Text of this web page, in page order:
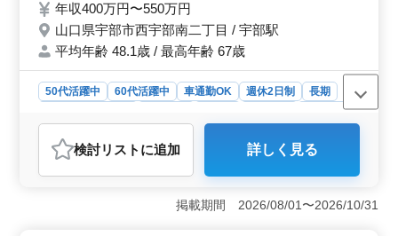
す。 ＧＷ、お盆、年末年始は各１週間程度
の長期休暇、土日休みも希望があれば融通利
きます。 転職により移転してこられる場合
は、引っ越し費用について当社より補助いた
します。 残業も少なめで働きやすい職場で
す！
年収400万円〜550万円
山口県宇部市西宇部南二丁目 / 宇部駅
平均年齢 48.1歳 / 最高年齢 67歳
50代活躍中 60代活躍中 車通勤OK 週休2日制
長期
派遣社員
おすすめポイント
＜充実した福利厚生と休日＞ 完全週休二日制で、火曜
日と水曜日がお休みです。さらに、GWやお盆、年末年始
には各1週間程度の長期休暇があり、リフレッシュの時間
検討リスト に追加 詳しく見る
掲載期間 2026/08/01〜2026/10/31